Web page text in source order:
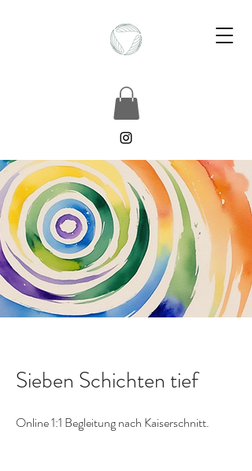
Sieben Schichten tief
Online 1:1 Begleitung nach Kaiserschnitt.